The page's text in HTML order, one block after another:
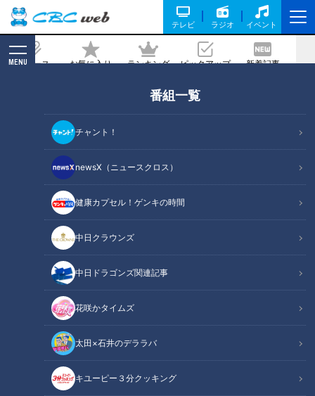
テレビ ラジオ イベント
ニュース お気に入り ランキング ピックアップ 新着記事
MENU
番組一覧
チャント！
newsX（ニュースクロス）
健康カプセル！ゲンキの時間
中日クラウンズ
中日ドラゴンズ関連記事
花咲かタイムズ
太田×石井のデララバ
キユーピー３分クッキング
になった舟木一夫とつボイノリオの故郷
2021/04/05 16:04
『写真AC』より138タワーパーク（愛知県一宮市）